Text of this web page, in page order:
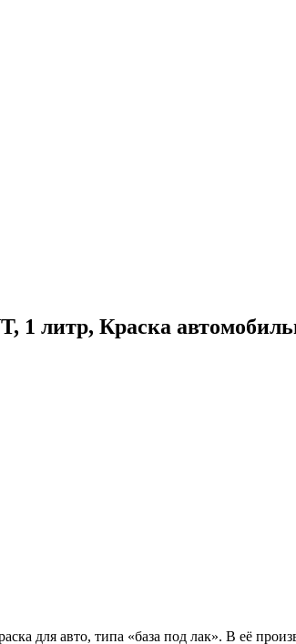
1 литр, Краска
для авто, типа «база под лак». В её